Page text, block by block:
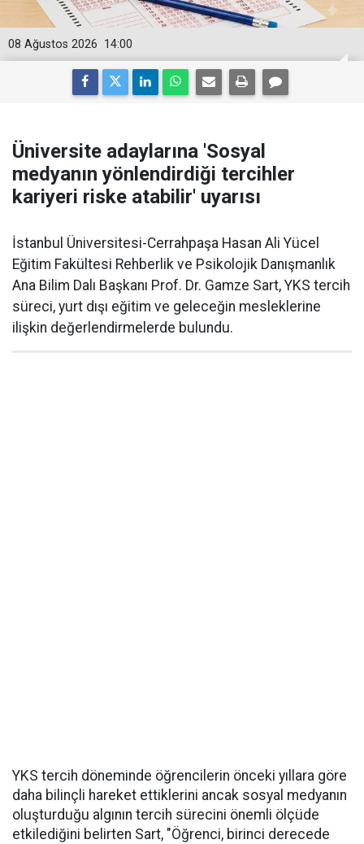
14:00
08 Ağustos 2026
Üniversite adaylarına 'Sosyal
medyanın yönlendirdiği tercihler
kariyeri riske atabilir' uyarısı
İstanbul Üniversitesi-Cerrahpaşa Hasan Ali Yücel
Eğitim Fakültesi Rehberlik ve Psikolojik Danışmanlık
Ana Bilim Dalı Başkanı Prof. Dr. Gamze Sart, YKS tercih
süreci, yurt dışı eğitim ve geleceğin mesleklerine
ilişkin değerlendirmelerde bulundu.
YKS tercih döneminde öğrencilerin önceki yıllara göre
daha bilinçli hareket ettiklerini ancak sosyal medyanın
oluşturduğu algının tercih sürecini önemli ölçüde
etkilediğini belirten Sart, "Öğrenci, birinci derecede